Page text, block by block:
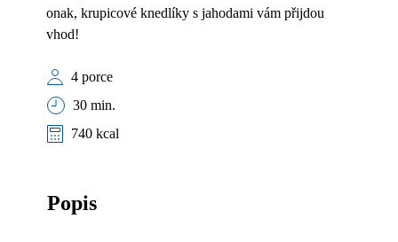
onak, krupicové knedlíky s jahodami vám přijdou
vhod!
4 porce
30 min.
740 kcal
Popis